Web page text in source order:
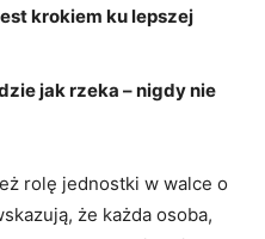
krokiem ku lepszej
jak rzeka – nigdy nie
rolę jednostki ⁤w⁢ walce ​o
że każda osoba,